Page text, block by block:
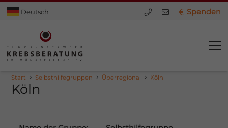
Deutsch Spenden
Start Selbsthilfegruppen Überregional Köln
Köln